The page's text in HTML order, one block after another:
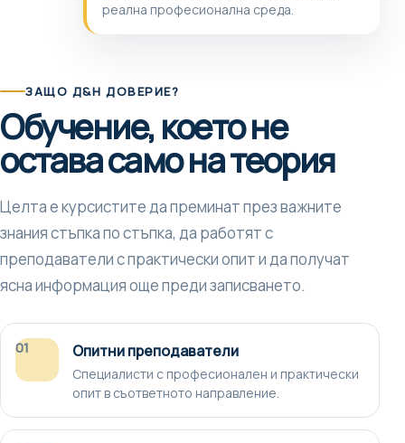
реална професионална среда.
ЗАЩО Д&Н ДОВЕРИЕ?
Обучение, което не
остава само на теория
Целта е курсистите да преминат през важните
знания стъпка по стъпка, да работят с
преподаватели с практически опит и да получат
ясна информация още преди записването.
01 Опитни преподаватели
Специалисти с професионален и практически
опит в съответното направление.